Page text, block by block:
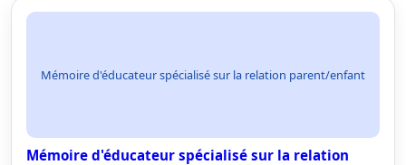
Mémoire d'éducateur spécialisé sur la relation parent/enfant
Mémoire d'éducateur spécialisé sur la relation